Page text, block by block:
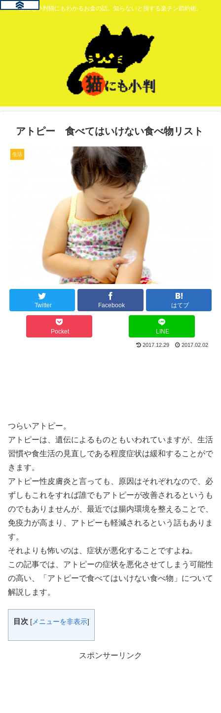
猫にも小判猫にもわかるお金の話。知らないと損する楽チン節約術。
アトピー 食べてはいけない食べ物リスト
生活
Twitter Facebook はてブ
Pocket LINE
2017.12.29 2017.02.02
つらいアトピー。
アトピーは、遺伝によるものともいわれていますが、生活
習慣や食生活の見直しである程度症状は緩和することがで
きます。
アトピー性皮膚炎と言っても、原因はそれぞれなので、必
ずしもこれをすれば誰でもアトピーが改善されるというも
のでもありませんが、最近では腸内環境を整えることで、
免疫力が高まり、アトピーも軽減されるという話もありま
す。
それよりも怖いのは、症状が悪化することですよね。
この記事では、アトピーの症状を悪化させてしまう可能性
の高い、「アトピーで食べてはいけない食べ物」について
解説します。
目次 [ メニューを非表示]
スポンサーリンク